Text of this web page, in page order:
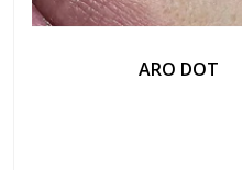
ARO DOT